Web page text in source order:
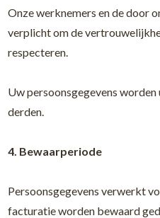
Onze werknemers en de door
verplicht om de
respecteren.
Uw persoonsgegevens
derden.
4. Bewaarperiode
Persoonsgegevens verwerkt
facturatie worden bewaard